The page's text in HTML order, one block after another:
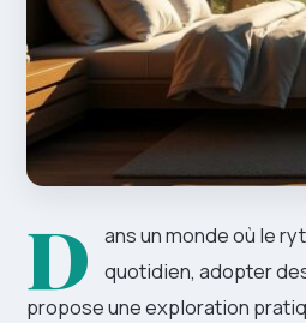
D
ans un monde où le
quotidien, adopter
propose une exploration